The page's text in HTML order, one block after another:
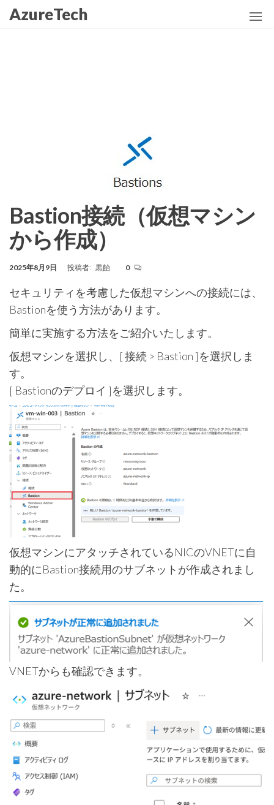
AzureTech
Bastion接続（仮想マシン
から作成）
2025年8月9日 投稿者: 黒飴 0
セキュリティを考慮した仮想マシンへの接続には、
Bastionを使う方法があります。
簡単に実施する方法をご紹介いたします。
仮想マシンを選択し、[ 接続 > Bastion ]を選択しま
す。
[ Bastionのデプロイ ]を選択します。
仮想マシンにアタッチされているNICのVNETに自
動的にBastion接続用のサブネットが作成されまし
た。
VNETからも確認できます。